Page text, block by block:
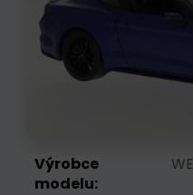
Výrobce
modelu: